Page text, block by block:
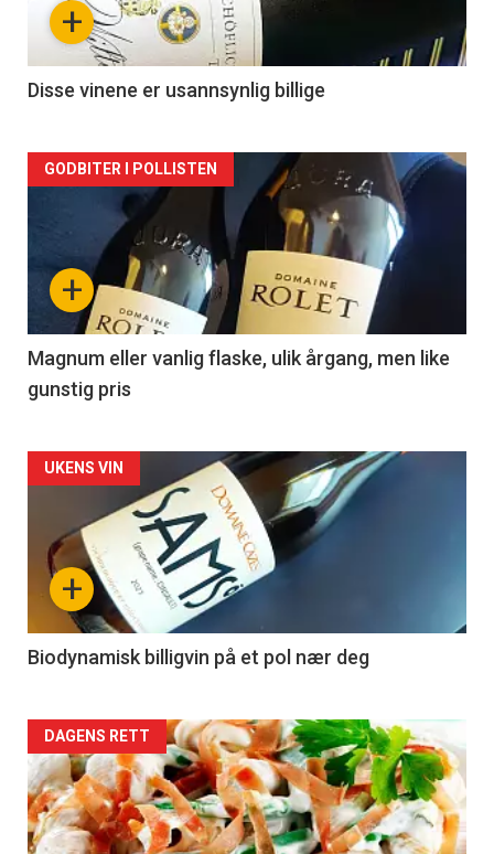
2
+
Disse vinene er usannsynlig billige
Forsiden
akkurat
nå
3
+
GODBITER I POLLISTEN
Magnum eller vanlig flaske, ulik årgang, men like
gunstig pris
Forsiden
akkurat
nå
4
+
UKENS VIN
Biodynamisk billigvin på et pol nær deg
Forsiden
akkurat
nå
DAGENS RETT